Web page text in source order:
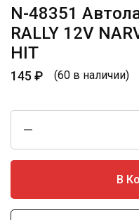
N-48351
RALLY 12V
HIT
145₽ (60 в наличии)
В